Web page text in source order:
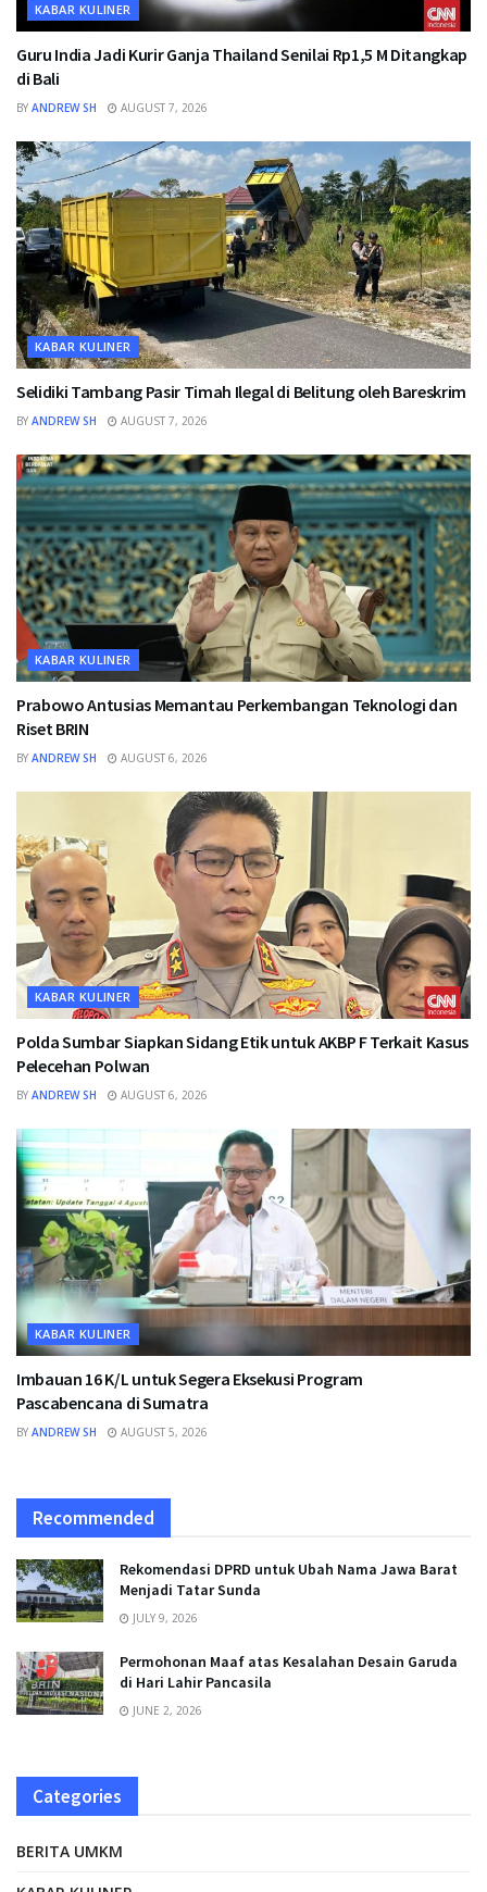
KABAR KULINER
Guru India Jadi Kurir Ganja Thailand Senilai Rp1,5 M Ditangkap
di Bali
BY ANDREW SH AUGUST 7, 2026
KABAR KULINER
Selidiki Tambang Pasir Timah Ilegal di Belitung oleh Bareskrim
BY ANDREW SH AUGUST 7, 2026
KABAR KULINER
Prabowo Antusias Memantau Perkembangan Teknologi dan
Riset BRIN
BY ANDREW SH AUGUST 6, 2026
KABAR KULINER
Polda Sumbar Siapkan Sidang Etik untuk AKBP F Terkait Kasus
Pelecehan Polwan
BY ANDREW SH AUGUST 6, 2026
KABAR KULINER
Imbauan 16 K/L untuk Segera Eksekusi Program
Pascabencana di Sumatra
BY ANDREW SH AUGUST 5, 2026
Recommended
Rekomendasi DPRD untuk Ubah Nama Jawa Barat
Menjadi Tatar Sunda
JULY 9, 2026
Permohonan Maaf atas Kesalahan Desain Garuda
di Hari Lahir Pancasila
JUNE 2, 2026
Categories
BERITA UMKM